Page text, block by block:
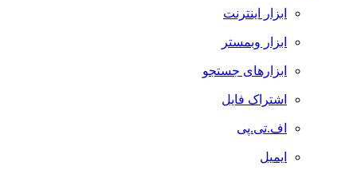
ابزار اینترنت
ابزار وبمستر
ابزارهای جستجو
اشتراک فایل
اف.تی.پی
ایمیل